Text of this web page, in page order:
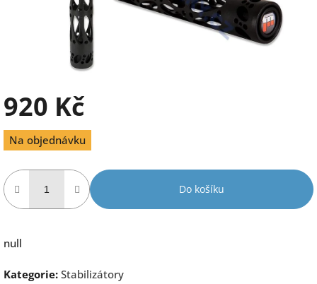
920 Kč
Měrná
cena:
Na objednávku
Do košíku
null
Kategorie: Stabilizátory